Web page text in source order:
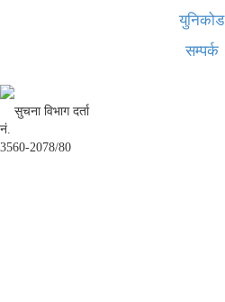
युनिकोड
सम्पर्क
सुचना विभाग दर्ता
नं.
3560-2078/80